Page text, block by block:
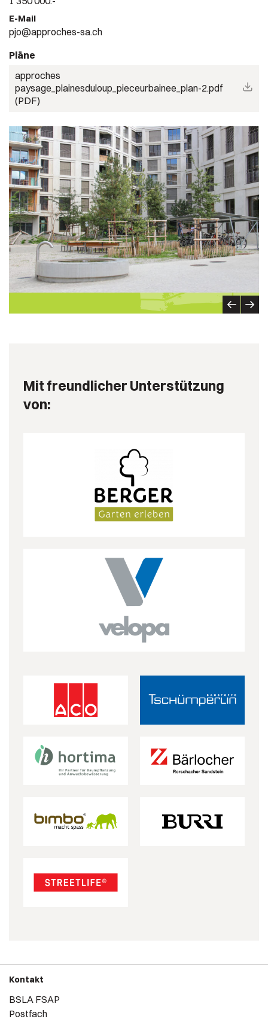
E-Mail
pjo@approches-sa.ch
Pläne
approches
paysage_plainesduloup_pieceurbainee_plan-2.pdf
(PDF)
Mit freundlicher Unterstützung
von:
Kontakt
BSLA FSAP
Postfach